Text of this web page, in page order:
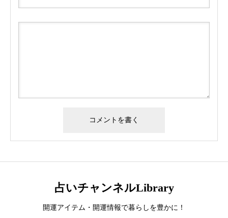
占いチャンネルLibrary
開運アイテム・開運情報で暮らしを豊かに！